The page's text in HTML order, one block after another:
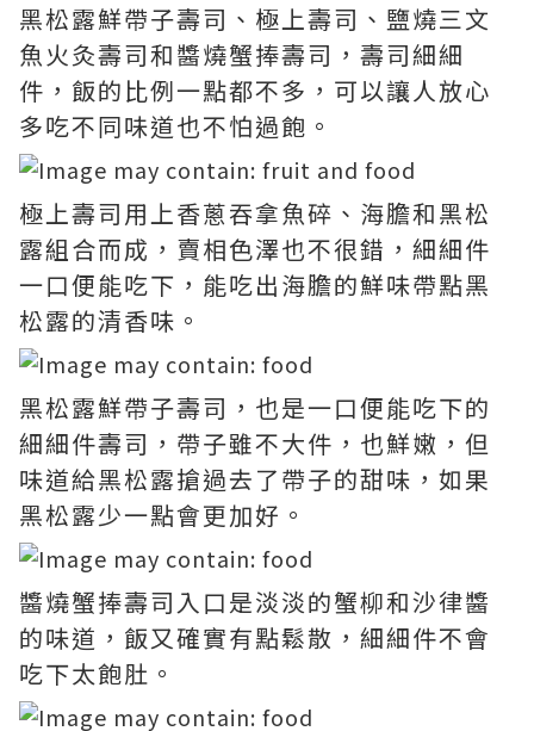
黑松露鮮帶子壽司、極上壽司、鹽燒三文
魚火灸壽司和醬燒蟹捧壽司，壽司細細
件，飯的比例一點都不多，可以讓人放心
多吃不同味道也不怕過飽。
極上壽司用上香蔥吞拿魚碎、海膽和黑松
露組合而成，賣相色澤也不很錯，細細件
一口便能吃下，能吃出海膽的鮮味帶點黑
松露的清香味。
黑松露鮮帶子壽司，也是一口便能吃下的
細細件壽司，帶子雖不大件，也鮮嫩，但
味道給黑松露搶過去了帶子的甜味，如果
黑松露少一點會更加好。
醬燒蟹捧壽司入口是淡淡的蟹柳和沙律醬
的味道，飯又確實有點鬆散，細細件不會
吃下太飽肚。